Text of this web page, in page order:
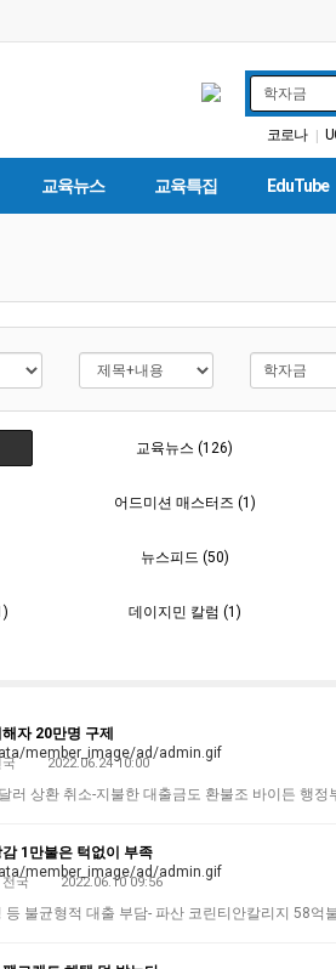
코로나 |
교육뉴스 교육특집 EduTube
교육뉴스 (126)
어드미션 매스터즈 (1)
뉴스피드 (50)
데이지민 칼럼 (1)
자 20만명 구제
국 2022.06.24 10:00
러 상환 취소-지불한 대출금도 환불조 바이든 행
1만불은 턱없이 부족
전국 2022.06.10 09:56
등 불균형적 대출 부담- 파산 코린티안칼리지 58